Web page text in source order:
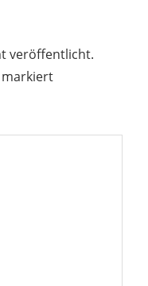
veröffentlicht.
markiert